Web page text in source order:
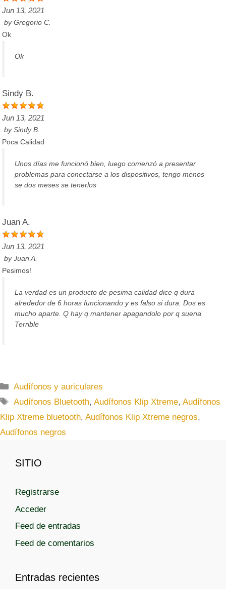
Jun 13, 2021
byGregorio C.
Ok
Ok
Sindy B.
Jun 13, 2021
bySindy B.
Poca Calidad
Unos días me funcionó bien, luego comenzó a presentar
problemas para conectarse a los dispositivos, tengo menos
se dos meses se tenerlos
Juan A.
Jun 13, 2021
byJuan A.
Pesimos!
La verdad es un producto de pesima calidad dice q dura
alrededor de 6 horas funcionando y es falso si dura. Dos es
mucho aparte. Q hay q mantener apagandolo por q suena
Terrible
C
a
g
r
a
Audífonos y auriculares
E
t
e
a
Audífonos Bluetooth,Audífonos Klip Xtreme,Audífonos
Klip Xtreme bluetooth, Audífonos Klip Xtreme negros,
Audífonos negros
SITIO
Registrarse
Acceder
Feed de entradas
Feed de comentarios
Entradas recientes